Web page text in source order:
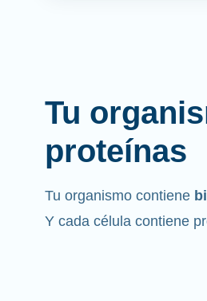
Tu
proteínas
Tu organismo contiene
Y cada célula contiene